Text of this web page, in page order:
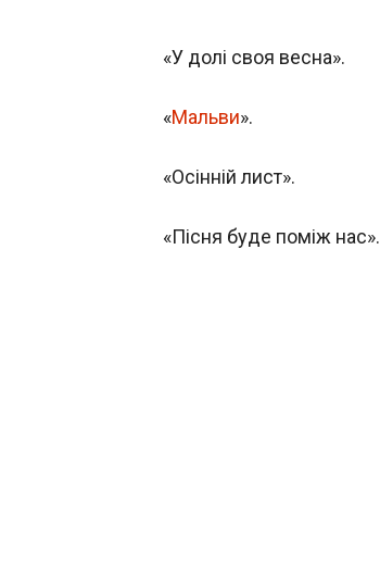
«У долі своя весна».
«Мальви».
«Осінній лист».
«Пісня буде поміж нас».